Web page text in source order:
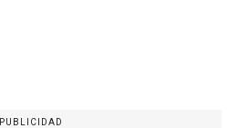
PUBLICIDAD